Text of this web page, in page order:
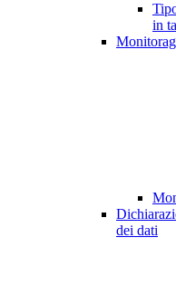
in
dei dati